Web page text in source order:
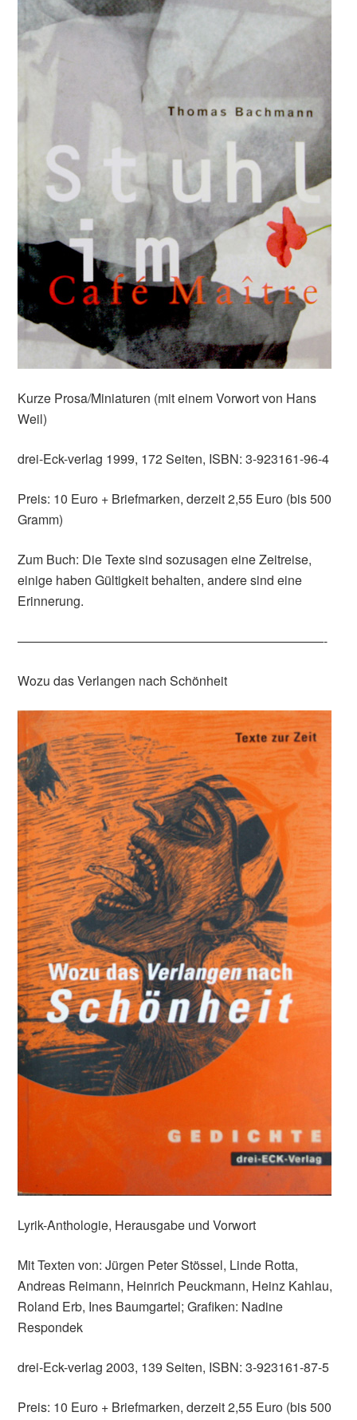
Kurze Prosa/Miniaturen (mit einem Vorwort von Hans
Weil)
drei-Eck-verlag 1999, 172 Seiten, ISBN: 3-923161-96-4
Preis: 10 Euro + Briefmarken, derzeit 2,55 Euro (bis 500
Gramm)
Zum Buch: Die Texte sind sozusagen eine Zeitreise,
einige haben Gültigkeit behalten, andere sind eine
Erinnerung.
————————————————————————-
Wozu das Verlangen nach Schönheit
Lyrik-Anthologie, Herausgabe und Vorwort
Mit Texten von: Jürgen Peter Stössel, Linde Rotta,
Andreas Reimann, Heinrich Peuckmann, Heinz Kahlau,
Roland Erb, Ines Baumgartel; Grafiken: Nadine
Respondek
drei-Eck-verlag 2003, 139 Seiten, ISBN: 3-923161-87-5
Preis: 10 Euro + Briefmarken, derzeit 2,55 Euro (bis 500